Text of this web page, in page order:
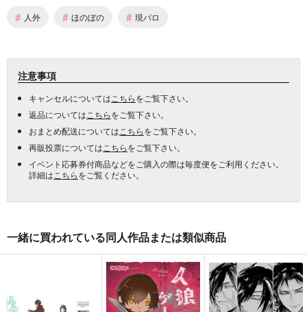
# 人外 # ほのぼの # 現パロ
注意事項
キャンセルについては こちらをご覧下さい。
返品については こちらをご覧下さい。
おまとめ配送については こちらをご覧下さい。
再販投票については こちらをご覧下さい。
イベント応募券付商品などをご購入の際は毎度便をご利用ください。
詳細は こちらをご覧ください。
一緒に買われている同人作品または類似商品